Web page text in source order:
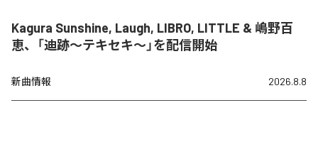
Kagura Sunshine, Laugh, LIBRO, LITTLE & 嶋野百
恵、「迪跡〜テキセキ〜」を配信開始
新曲情報 2026.8.8